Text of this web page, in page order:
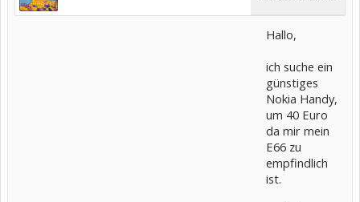
Hallo,
ich suche ein
günstiges
Nokia Handy,
um 40 Euro
da mir mein
E66 zu
empfindlich
ist.